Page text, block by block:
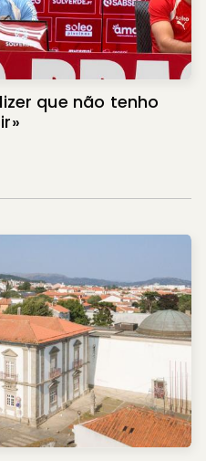
que não tenho